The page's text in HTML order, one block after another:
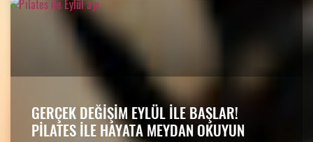
GERÇEK DEĞIŞIM EYLÜL ILE BAŞLAR!
PILATES ILE HAYATA MEYDAN OKUYUN